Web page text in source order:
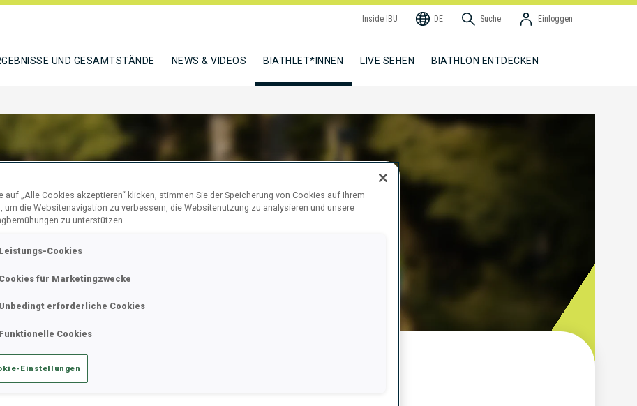
Inside IBU DE Suche Einloggen
UND GESAMTSTÄNDE NEWS & VIDEOS BIATHLET*INNEN LIVE SEHEN BIATHLON ENTDECKEN
EMILY
auf „Alle Cookies akzeptieren“ klicken, stimmen Sie der Speicherung von Cookies auf Ihrem
um die Websitenavigation zu verbessern, die Websitenutzung zu analysieren und unsere
zu unterstützen.
Leistungs-Cookies
Cookies für Marketingzwecke
Unbedingt erforderliche Cookies
Funktionelle Cookies
Einstellungen